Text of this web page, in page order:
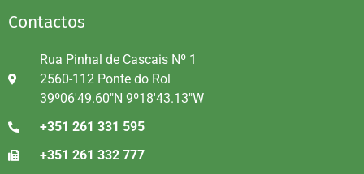
Contactos
Rua Pinhal de Cascais Nº 1
2560-112 Ponte do Rol
39º06'49.60"N 9º18'43.13"W
+351 261 331 595
+351 261 332 777